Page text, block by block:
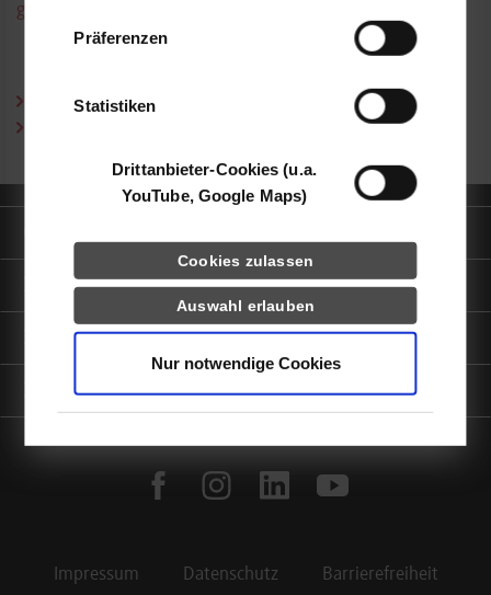
Daten zusammen, die Sie ihnen bereitgestellt
haben oder die sie im Rahmen Ihrer Nutzung
Präferenzen
Statistiken
Drittanbieter-Cookies (u.a.
YouTube, Google Maps)
Cookies zulassen
Auswahl erlauben
Nur notwendige Cookies
gerhard.hellstern@dhbw-stuttgart.de
Curriculum Vitae (PDF)
Informationen für
Portale
Kontaktinfo
facebookinstagramlinkedinyoutube
Impressum Datenschutz Barrierefreiheit